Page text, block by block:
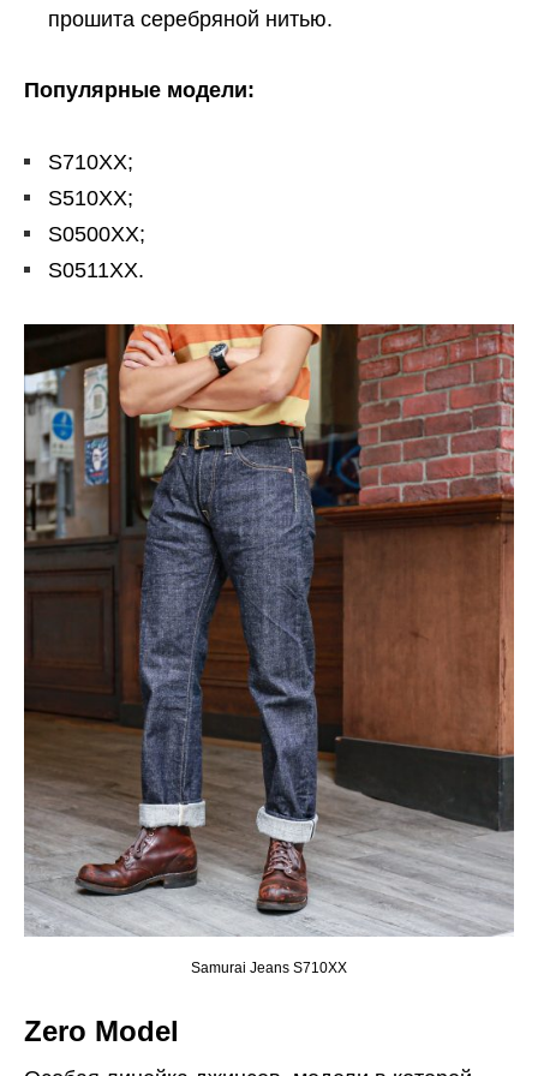
прошита серебряной нитью.
Популярные модели:
S710XX;
S510XX;
S0500XX;
S0511XX.
Samurai Jeans S710XX
Zero Model